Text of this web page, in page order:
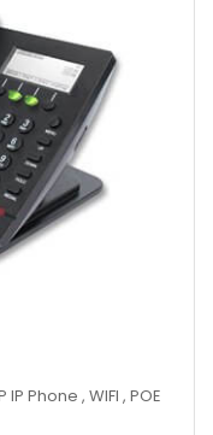
IP Phone , WIFI , POE